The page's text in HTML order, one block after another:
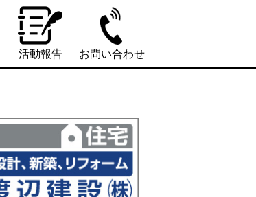
活動報告 お問い合わせ